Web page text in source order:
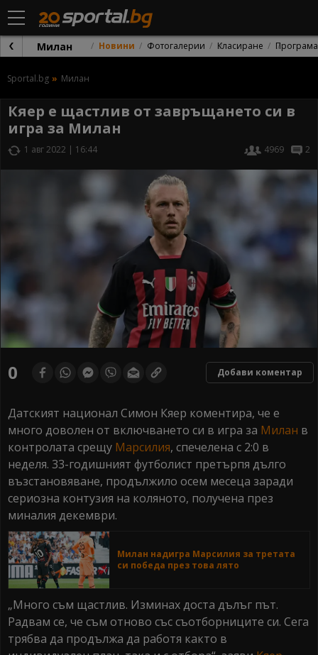
Милан Новини Фотогалерии Класиране Програма
Sportal.bg Милан
Кяер е щастлив от завръщането си в
игра за Милан
1 авг 2022 | 16:44 4969 2
0 Добави коментар
Датският национал Симон Кяер коментира, че е
много доволен от включването си в игра за Милан в
контролата срещу Марсилия, спечелена с 2:0 в
неделя. 33-годишният футболист претърпя дълго
възстановяване, продължило осем месеца заради
сериозна контузия на коляното, получена през
миналия декември.
Милан надигра Марсилия за третата
си победа през това лято
„Много съм щастлив. Изминах доста дълъг път.
Радвам се, че съм отново със съотборниците си. Сега
трябва да продължа да работя както в